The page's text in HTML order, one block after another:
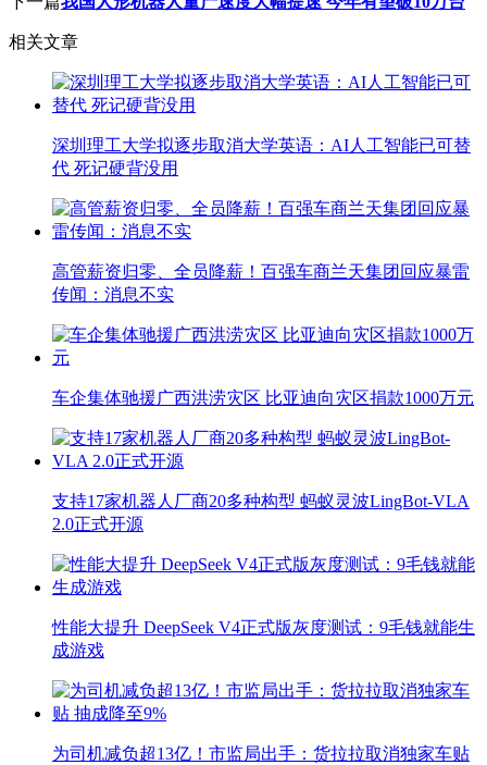
相关文章
深圳理工大学拟逐步取消大学英语：AI人工智能已可替
代 死记硬背没用
高管薪资归零、全员降薪！百强车商兰天集团回应暴雷
传闻：消息不实
车企集体驰援广西洪涝灾区 比亚迪向灾区捐款1000万元
支持17家机器人厂商20多种构型 蚂蚁灵波LingBot-VLA
2.0正式开源
性能大提升 DeepSeek V4正式版灰度测试：9毛钱就能生
成游戏
为司机减负超13亿！市监局出手：货拉拉取消独家车贴